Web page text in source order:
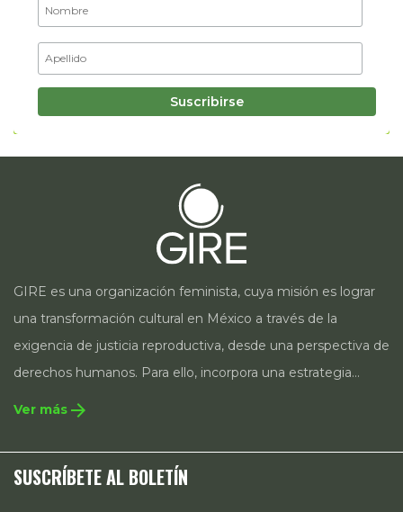
GIRE es una organización feminista, cuya misión es lograr
una transformación cultural en México a través de la
exigencia de justicia reproductiva, desde una perspectiva de
derechos humanos. Para ello, incorpora una estrategia
integral que contempla la incidencia en legislación y
estrategias de comunicación e investigación sobre el
estado de los derechos reproductivos en México.
Ver más arrow_forward
SUSCRÍBETE AL BOLETÍN